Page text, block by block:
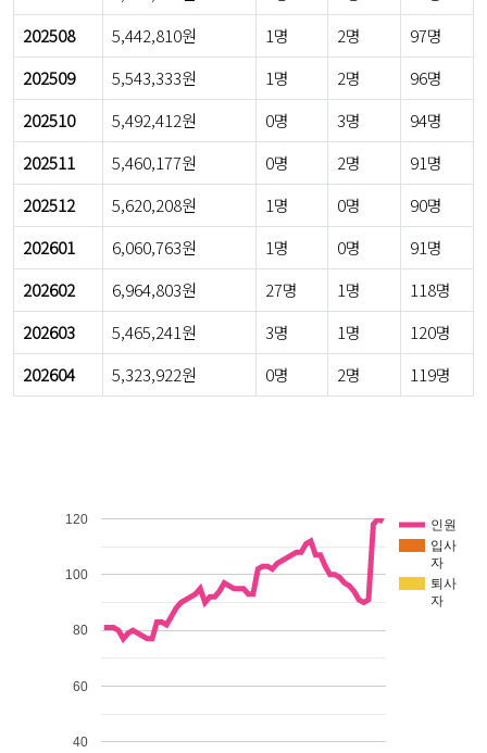
202508
5,442,810원 1명 2명
97명
202509
5,543,333원 1명 2명
96명
202510
5,492,412원 0명 3명
94명
202511
5,460,177원 0명 2명
91명
202512
5,620,208원 1명 0명
90명
202601
6,060,763원 1명 0명
91명
202602
6,964,803원 27명 1명
118명
202603
5,465,241원 3명 1명
120명
202604
5,323,922원 0명 2명 119명
인원
입사
자
퇴사
자
40
60
80
100
120